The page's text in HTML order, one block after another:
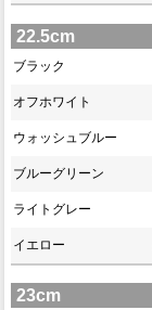
22.5cm
ブラック
オフホワイト
ウォッシュブルー
ブルーグリーン
ライトグレー
イエロー
23cm